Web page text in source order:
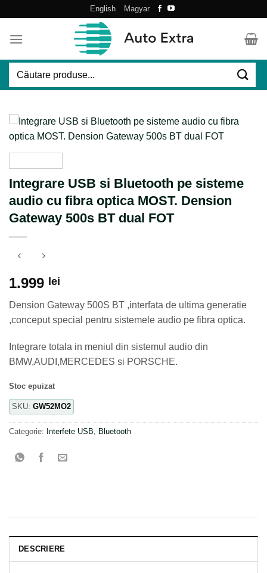
content
English Magyar
Caută
Integrare USB si Bluetooth pe sisteme
audio cu fibra optica MOST. Dension
Gateway 500s BT dual FOT
1.999 lei
Dension Gateway 500S BT ,interfata de ultima generatie
,conceput special pentru sistemele audio pe fibra optica.
Integrare totala in meniul din sistemul audio din
BMW,AUDI,MERCEDES si PORSCHE.
Stoc epuizat
SKU: GW52MO2
Categorie: Interfete USB, Bluetooth
DESCRIERE